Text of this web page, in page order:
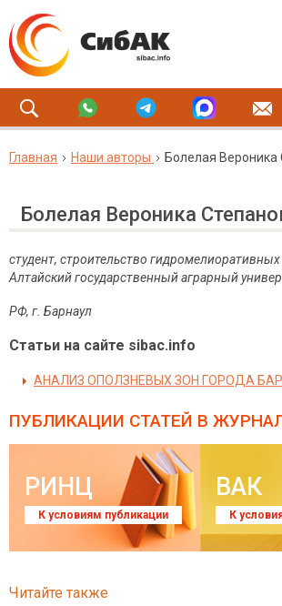
Главная Наши авторы Болелая Вероника
Болелая Вероника
студент, строительство
Алтайский государственный аграрный
РФ, г Барнаул
Статьи на сайте sibac.info
АНАЛИЗ ОПОЛЗНЕВЫХ ЗОН ГОРОДА
ПУБЛИКАЦИИ СТАТЕЙ В
РИНЦ
К условиям публикации
ВАК
К
Читайте также